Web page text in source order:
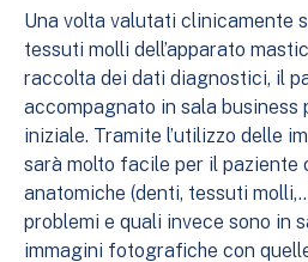
Una volta valutati clinicamente
tessuti molli dell’apparato
raccolta dei dati diagnostici, il
accompagnato in sala business
iniziale. Tramite l’utilizzo delle
sarà molto facile per il paziente
anatomiche (denti, tessuti
problemi e quali invece sono in
immagini fotografiche con